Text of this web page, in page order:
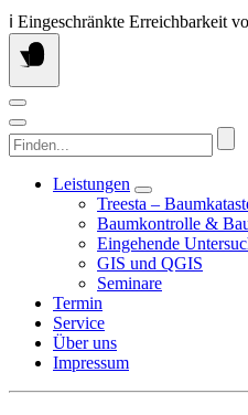
Springen
Sie
zum
ℹ️ Eingeschränkte Erreichbarkeit
Finden...
Leistungen
Treesta –
Baumkontrolle &
Eingehende
GIS und QGIS
Seminare
Termin
Service
Über uns
Impressum